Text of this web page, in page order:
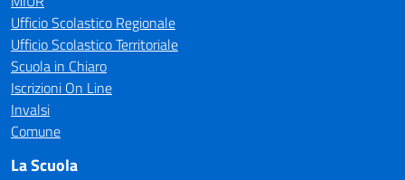
Ufficio Scolastico Regionale
Ufficio Scolastico Territoriale
Scuola in Chiaro
Iscrizioni On Line
Invalsi
Comune
La Scuola